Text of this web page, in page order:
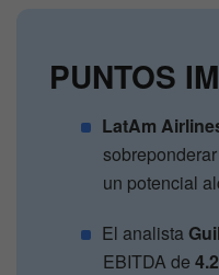
PUNTOS
LatAm
un potencial
El analista
EBITDA de